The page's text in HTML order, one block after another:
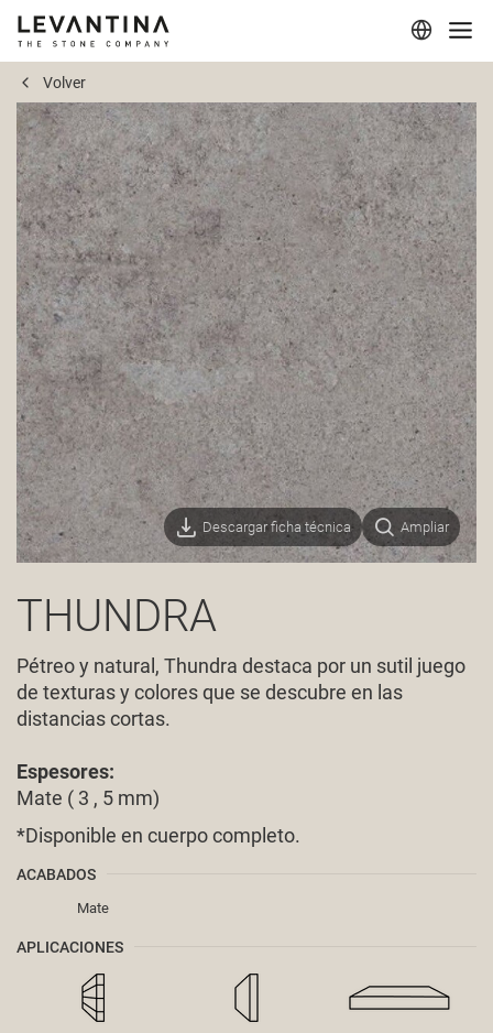
Corporativo
Materiales
Proyectos
Aplicaciones
Profesionales
Volver
Descargar ficha técnica Ampliar
THUNDRA
Pétreo y natural, Thundra destaca por un sutil juego
de texturas y colores que se descubre en las
distancias cortas.
Espesores:
Mate ( 3 , 5 mm)
*Disponible en cuerpo completo.
ACABADOS
Mate
APLICACIONES